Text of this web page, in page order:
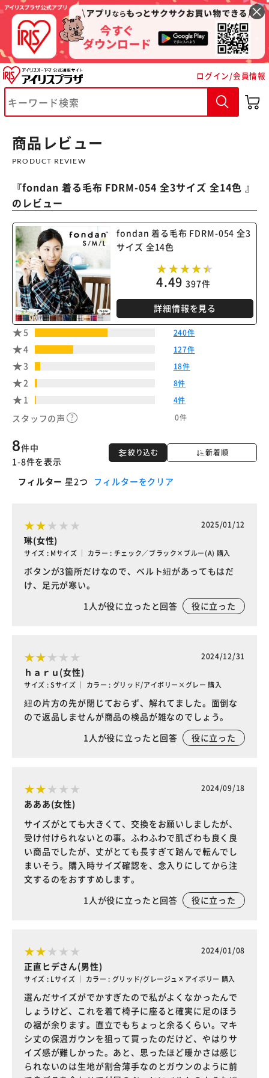
ログイン/会員情報
商品レビュー
PRODUCT REVIEW
『fondan 着る毛布 FDRM-054 全3サイズ 全14色 』
のレビュー
fondan 着る毛布 FDRM-054 全3
サイズ 全14色
4.49 397件
詳細情報を見る
5 240件
4 127件
3 18件
2 8件
1 4件
スタッフの声 0件
絞り込む 新着順
8件中
1-8件を表示
フィルター 星2つ フィルターをクリア
2025/01/12
琳(女性)
サイズ : Mサイズ ｜ カラー : チェック／ブラック×ブルー(A) 購入
ボタンが3箇所だけなので、ベルト紐があってもはだ
け、足元が寒い。
1人が役に立ったと回答 役に立った
2024/12/31
ｈａｒｕ(女性)
サイズ : Sサイズ ｜ カラー : グリッド/アイボリー×グレー 購入
紐の片方の先が閉じておらず、解れてました。面倒な
ので返品しませんが商品の検品が雑なのでしょう。
1人が役に立ったと回答 役に立った
2024/09/18
あああ(女性)
サイズがとても大きくて、交換をお願いしましたが、
受け付けられないとの事。ふわふわで肌ざわも良く良
い商品でしたが、丈がとても長すぎて踏んで転んでし
まいそう。購入時サイズ確認を、念入りにしてから注
文するのをおすすめします。
1人が役に立ったと回答 役に立った
2024/01/08
正直ヒデさん(男性)
サイズ : Lサイズ ｜ カラー : グリッド/グレージュ×アイボリー 購入
選んだサイズがでかすぎたので私がよくなかったんで
しょうけど、これを着て椅子に座ると確実に足のほう
の裾が余ります。直立でもちょっと余るくらい。マキ
シ丈の保温ガウンを狙って買ったのだけど、やはりサ
イズ感が難しかった。あと、思ったほど暖かさは感じ
られないのは生地が割合薄手なのとガウンのように前
※ご確認ください